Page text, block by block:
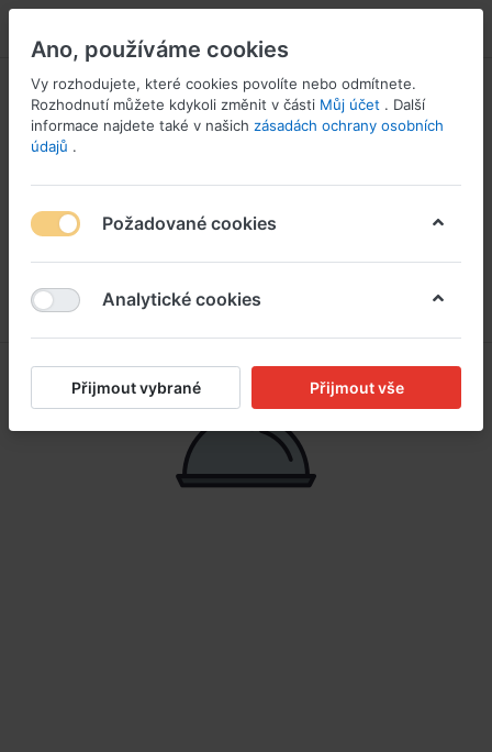
Ano, používáme cookies
Vy rozhodujete, které cookies povolíte nebo odmítnete.
Rozhodnutí můžete kdykoli změnit v části Můj účet . Další
informace najdete také v našich zásadách ochrany osobních
údajů .
Požadované cookies
Analytické cookies
Přijmout vybrané Přijmout vše